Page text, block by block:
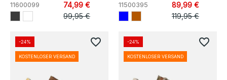
11600099
74,99 €
99,95 €
11500395
89,99 €
119,95 €
-24%
KOSTENLOSER VERSAND
favorite_border -24%
KOSTENLOSER VERSAND
favorite_border